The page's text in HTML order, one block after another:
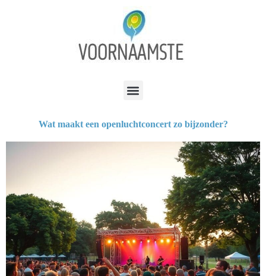
Wat maakt een openluchtconcert zo bijzonder?